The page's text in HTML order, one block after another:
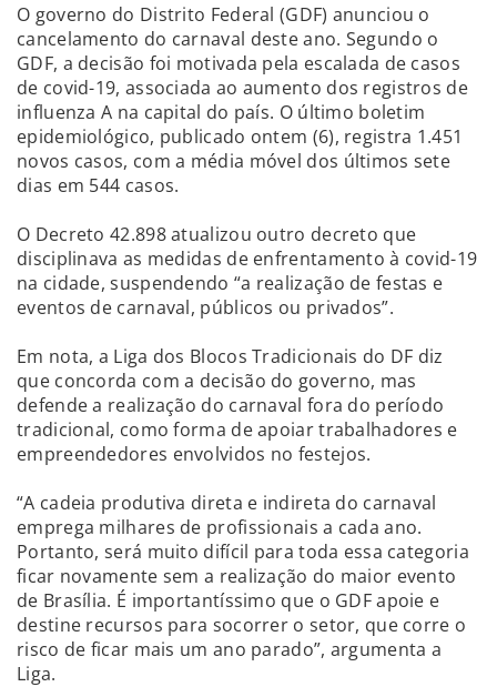
O governo do Distrito Federal (GDF) anunciou o
cancelamento do carnaval deste ano. Segundo o
GDF, a decisão foi motivada pela escalada de casos
de covid-19, associada ao aumento dos registros de
influenza A na capital do país. O último boletim
epidemiológico, publicado ontem (6), registra 1.451
novos casos, com a média móvel dos últimos sete
dias em 544 casos.
O Decreto 42.898 atualizou outro decreto que
disciplinava as medidas de enfrentamento à covid-19
na cidade, suspendendo “a realização de festas e
eventos de carnaval, públicos ou privados”.
Em nota, a Liga dos Blocos Tradicionais do DF diz
que concorda com a decisão do governo, mas
defende a realização do carnaval fora do período
tradicional, como forma de apoiar trabalhadores e
empreendedores envolvidos no festejos.
“A cadeia produtiva direta e indireta do carnaval
emprega milhares de profissionais a cada ano.
Portanto, será muito difícil para toda essa categoria
ficar novamente sem a realização do maior evento
de Brasília. É importantíssimo que o GDF apoie e
destine recursos para socorrer o setor, que corre o
risco de ficar mais um ano parado”, argumenta a
Liga.